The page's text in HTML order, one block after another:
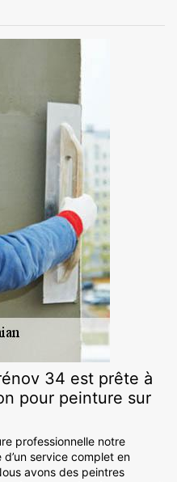
34 est prête à
pour peinture sur
professionnelle notre
service complet en
avons des peintres